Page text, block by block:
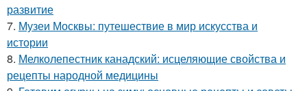
развитие
7. Музеи Москвы: путешествие в мир искусства и
истории
8. Мелколепестник канадский: исцеляющие свойства и
рецепты народной медицины